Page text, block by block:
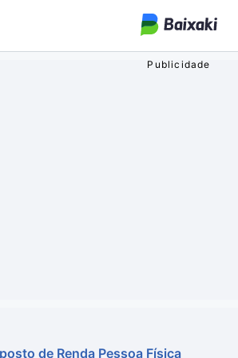
de Renda Pessoa Física